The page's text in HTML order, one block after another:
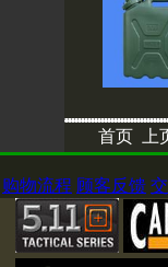
首页 上
购物流程 顾客反馈